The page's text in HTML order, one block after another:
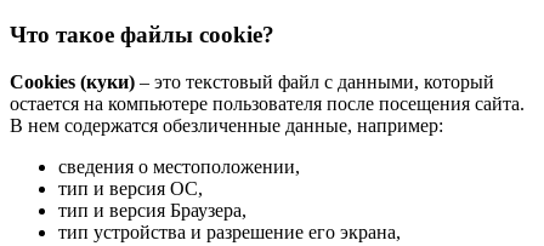
Что такое файлы cookie?
Cookies (куки) – это текстовый файл с данными, который
остается на компьютере пользователя после посещения сайта.
В нем содержатся обезличенные данные, например:
сведения о местоположении,
тип и версия ОС,
тип и версия Браузера,
тип устройства и разрешение его экрана,